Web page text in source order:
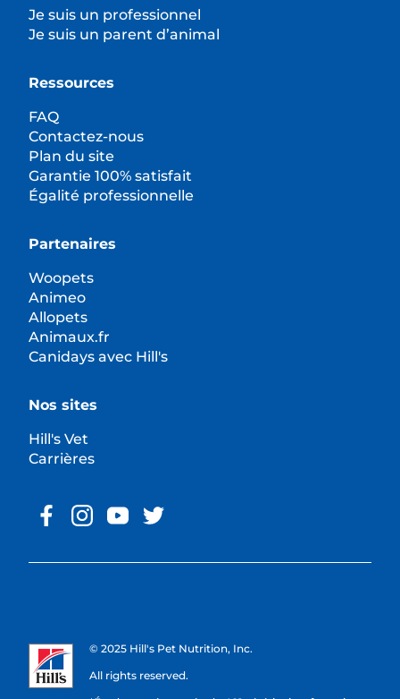
Je suis un professionnel
Je suis un parent d’animal
Ressources
FAQ
Contactez-nous
Plan du site
Garantie 100% satisfait
Égalité professionnelle
Partenaires
Woopets
Animeo
Allopets
Animaux.fr
Canidays avec Hill's
Nos sites
Hill's Vet
Carrières
© 2025 Hill's Pet Nutrition, Inc.
All rights reserved.